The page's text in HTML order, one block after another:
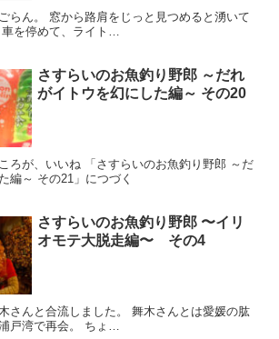
らん。 窓から路肩をじっと見つめると湧いて
車を停めて、ライト…
さすらいのお魚釣り野郎 ～だれ
がイトウを幻にした編～ その20
ろが、いいね 「さすらいのお魚釣り野郎 ～だ
編～ その21」につづく
さすらいのお魚釣り野郎 〜イリ
オモテ大脱走編〜 その4
さんと合流しました。 舞木さんとは愛媛の肱
戸湾で再会。 ちょ…